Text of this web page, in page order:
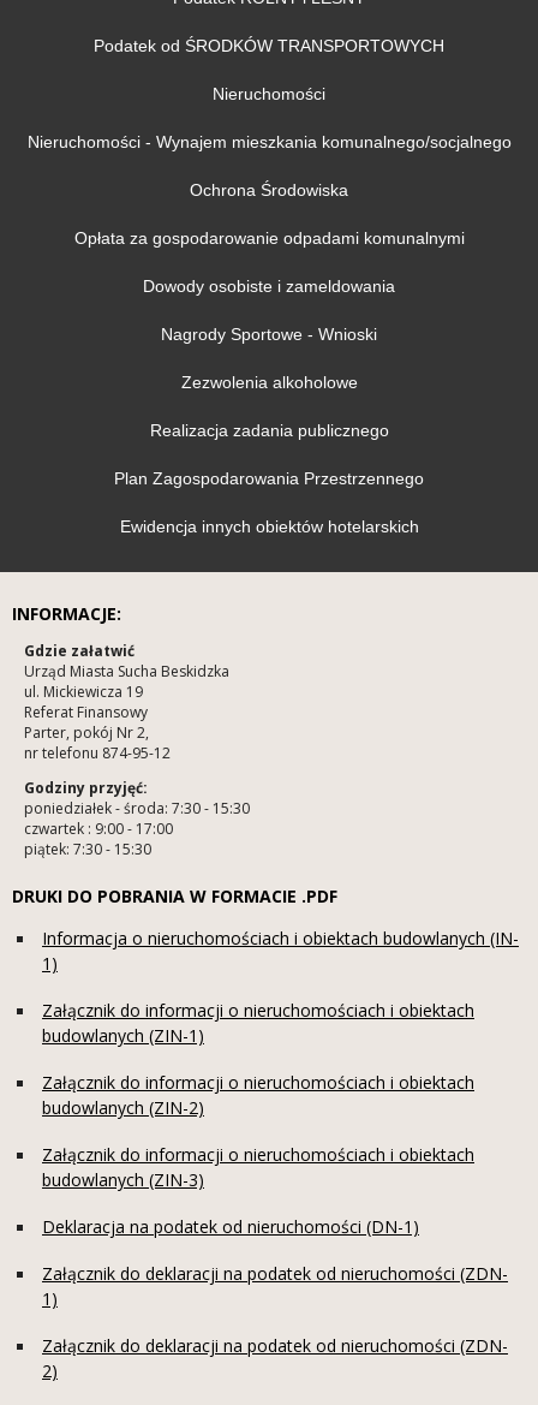
Podatek od ŚRODKÓW TRANSPORTOWYCH
Nieruchomości
Nieruchomości - Wynajem mieszkania komunalnego/socjalnego
Ochrona Środowiska
Opłata za gospodarowanie odpadami komunalnymi
Dowody osobiste i zameldowania
Nagrody Sportowe - Wnioski
Zezwolenia alkoholowe
Realizacja zadania publicznego
Plan Zagospodarowania Przestrzennego
Ewidencja innych obiektów hotelarskich
INFORMACJE:
Gdzie załatwić
Urząd Miasta Sucha Beskidzka
ul. Mickiewicza 19
Referat Finansowy
Parter, pokój Nr 2,
nr telefonu 874-95-12
Godziny przyjęć:
poniedziałek - środa: 7:30 - 15:30
czwartek : 9:00 - 17:00
piątek: 7:30 - 15:30
DRUKI DO POBRANIA W FORMACIE .PDF
Informacja o nieruchomościach i obiektach budowlanych (IN-
1)
Załącznik do informacji o nieruchomościach i obiektach
budowlanych (ZIN-1)
Załącznik do informacji o nieruchomościach i obiektach
budowlanych (ZIN-2)
Załącznik do informacji o nieruchomościach i obiektach
budowlanych (ZIN-3)
Deklaracja na podatek od nieruchomości (DN-1)
Załącznik do deklaracji na podatek od nieruchomości (ZDN-
1)
Załącznik do deklaracji na podatek od nieruchomości (ZDN-
2)